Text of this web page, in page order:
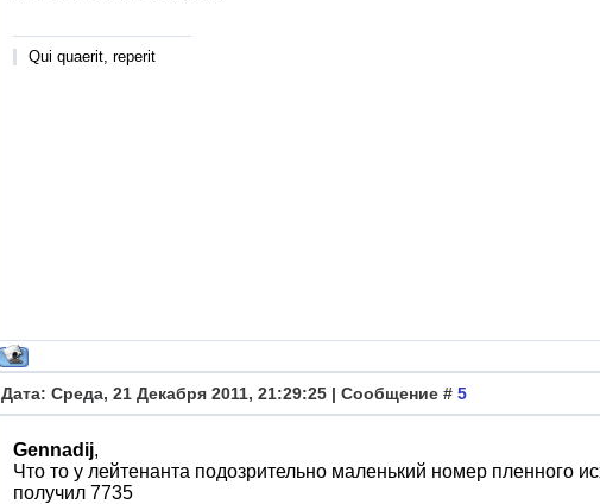
Qui quaerit, reperit
Дата: Среда, 21 Декабря 2011, 21:29:25 | Сообщение # 5
Gennadij,
Что то у лейтенанта подозрительно маленький номер пленного
получил 7735